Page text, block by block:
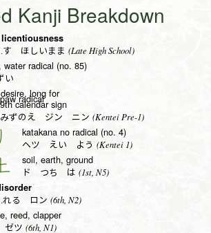
Kanji Breakdown
ほしいまま (Late High School)
water radical (no. 85)
い
long for
paw radical
9th calendar sign
みずのえ ジン ニン (Kentei Pre-1)
katakana no radical (no. 4)
ヘツ えい よう (Kentei 1)
soil, earth, ground
ド つち は (1st, N5)
れる ロン (6th, N2)
reed, clapper
ゼツ (6th, N1)